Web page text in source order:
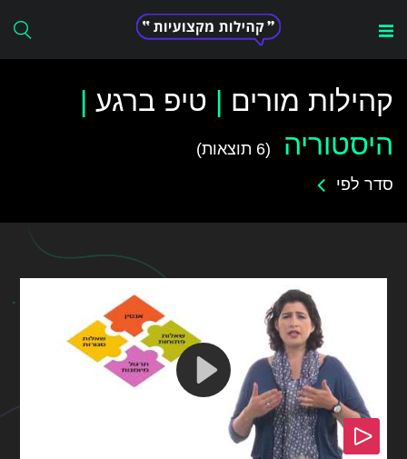
קהילות מורים | טיפ ברגע |
היסטוריה
(6 תוצאות)
סדר לפי
הכול א-ת מה חדש
הכי נצפים